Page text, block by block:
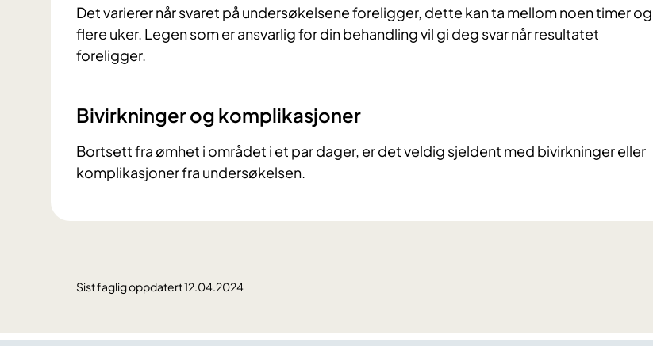
Det varierer når svaret på undersøkelsene foreligger, dette kan ta mellom noen timer og
flere uker. Legen som er ansvarlig for din behandling vil gi deg svar når resultatet
foreligger.
Bivirkninger og komplikasjoner
Bortsett fra ømhet i området i et par dager, er det veldig sjeldent med bivirkninger eller
komplikasjoner fra undersøkelsen.
Sist faglig oppdatert 12.04.2024